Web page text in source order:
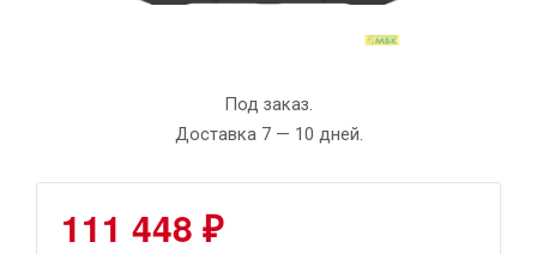
Под заказ.
Доставка 7 — 10 дней.
111 448 ₽